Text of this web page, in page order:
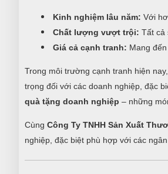
Kinh nghiệm lâu năm: Với
Chất lượng vượt trội: Tất cả
Giá cả cạnh tranh: Mang
Trong môi trường cạnh tranh hiện
trọng đối với các doanh nghiệp, đặc
quà tặng doanh nghiệp – những
Cùng Công Ty TNHH Sản Xuất
nghiệp, đặc biệt phù hợp với các ngân